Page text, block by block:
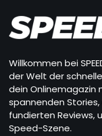
Willkommen bei
der Welt der
dein Onlinemagazin
spannenden Stories,
fundierten Reviews,
Speed-Szene.